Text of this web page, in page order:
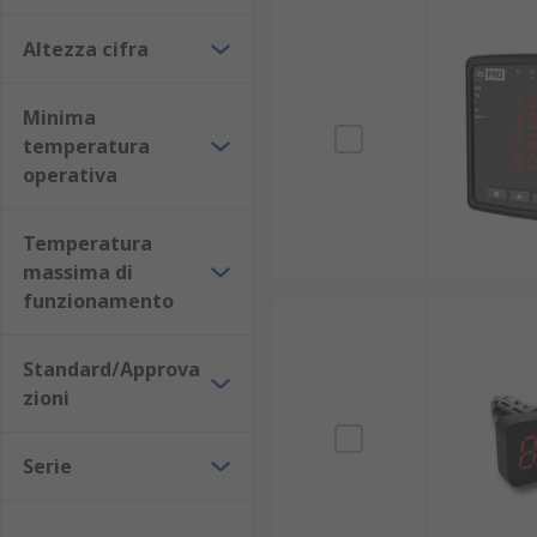
corrente;
frequenza;
resistenza;
temperatura;
peso;
flusso.
Altezza cifra
Minima
temperatura
operativa
Temperatura
massima di
funzionamento
Standard/Approva
zioni
Serie